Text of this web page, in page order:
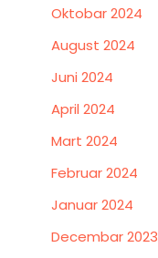
Oktobar 2024
August 2024
Juni 2024
April 2024
Mart 2024
Februar 2024
Januar 2024
Decembar 2023